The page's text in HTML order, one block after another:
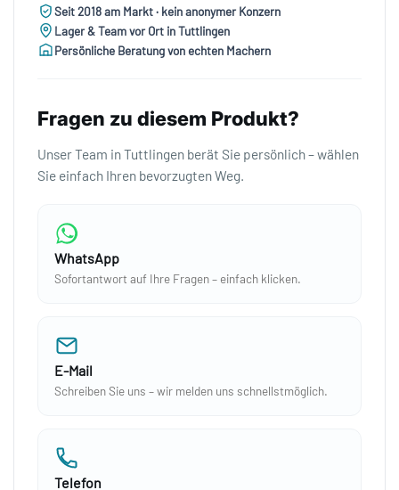
Seit 2018 am Markt · kein anonymer Konzern
Lager & Team vor Ort in Tuttlingen
Persönliche Beratung von echten Machern
Fragen zu diesem Produkt?
Unser Team in Tuttlingen berät Sie persönlich – wählen
Sie einfach Ihren bevorzugten Weg.
WhatsApp
Sofortantwort auf Ihre Fragen – einfach klicken.
E-Mail
Schreiben Sie uns – wir melden uns schnellstmöglich.
Telefon